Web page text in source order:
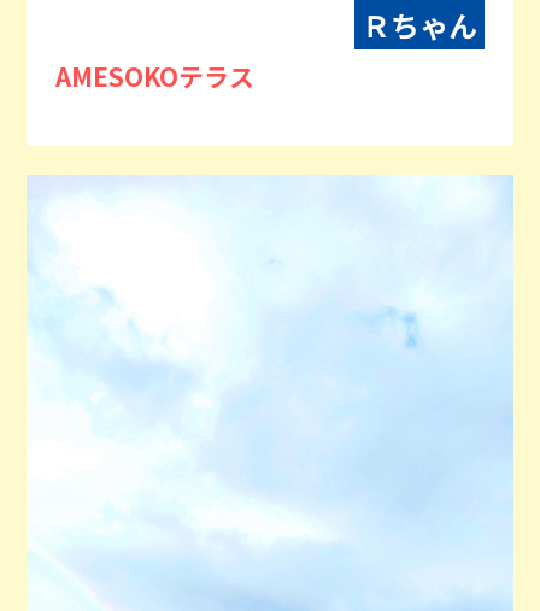
Ｒちゃん
AMESOKOテラス